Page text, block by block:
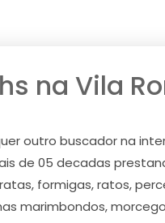
na Vila
outro buscador na
de 05 decadas
formigas, ratos,
marimbondos,